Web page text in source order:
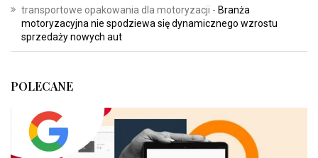
transportowe opakowania dla motoryzacji - Branża
motoryzacyjna nie spodziewa się dynamicznego wzrostu
sprzedaży nowych aut
POLECANE